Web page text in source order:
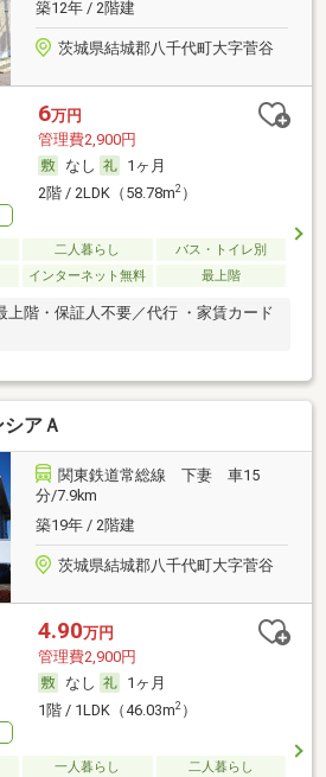
築12年 / 2階建
茨城県結城郡八千代町大字菅谷
6万円
管理費2,900円
なし
1ヶ月
2階 / 2LDK（58.78m2）
二人暮らし
バス・トイレ別
インターネット無料 最上階
上階・保証人不要／代行 ・家賃カード
アＡ
関東鉄道常総線 下妻 車15
分/7.9km
築19年 / 2階建
茨城県結城郡八千代町大字菅谷
4.90万円
管理費2,900円
なし
1ヶ月
1階 / 1LDK（46.03m2）
一人暮らし
二人暮らし